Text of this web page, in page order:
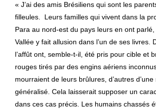
« J’ai des amis Brésiliens qui sont les
filleules. Leurs familles qui vivent dans la
Para au nord-est du pays leurs en ont
Vallée y fait allusion dans l’un de ses livres.
l’affût ont, semble-t-il, été pris pour cible et
rouges tirés par des engins aériens
mourraient de leurs brûlures, d’autres
généralisé. Cela laisserait supposer un
dans ces cas précis. Les humains chassés